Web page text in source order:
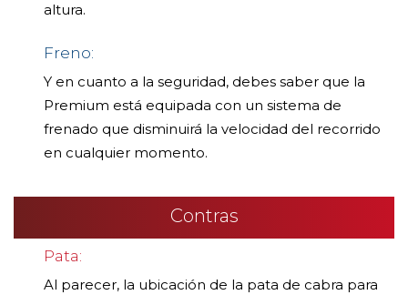
altura.
Freno:
Y en cuanto a la seguridad, debes saber que la
Premium está equipada con un sistema de
frenado que disminuirá la velocidad del recorrido
en cualquier momento.
Contras
Pata:
Al parecer, la ubicación de la pata de cabra para